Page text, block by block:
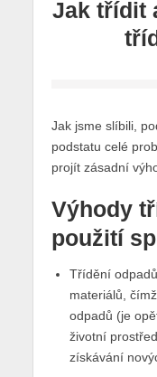
Jak třídit
Jak jsme slíbili,
podstatu celé
projít zásadní
Výhody
použití
Třídění
materiálů,
odpadů (je
životní
získávání